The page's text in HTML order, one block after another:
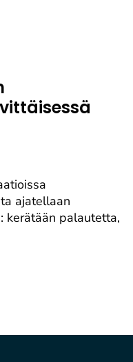
ajatellaan
kerätään palautetta,